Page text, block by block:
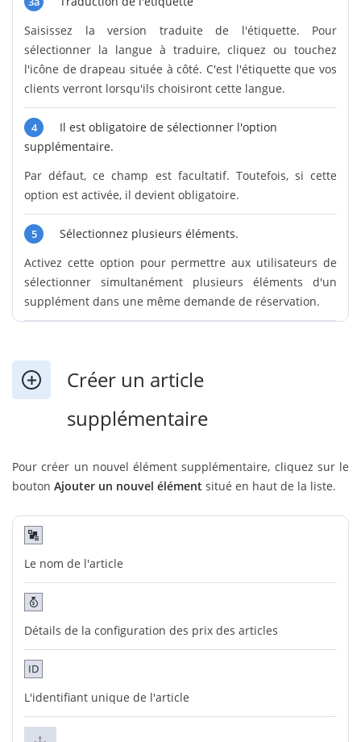
Saisissez la version traduite de l'étiquette. Pour
sélectionner la langue à traduire, cliquez ou touchez
l'icône de drapeau située à côté. C'est l'étiquette que vos
clients verront lorsqu'ils choisiront cette langue.
4
Il est obligatoire de sélectionner l'option
supplémentaire.
Par défaut, ce champ est facultatif. Toutefois, si cette
option est activée, il devient obligatoire.
5
Sélectionnez plusieurs éléments.
Activez cette option pour permettre aux utilisateurs de
sélectionner simultanément plusieurs éléments d'un
supplément dans une même demande de réservation.
Créer un article
supplémentaire
Pour créer un nouvel élément supplémentaire, cliquez sur le
bouton Ajouter un nouvel élément situé en haut de la liste.
Le nom de l'article
Détails de la configuration des prix des articles
ID
L'identifiant unique de l'article